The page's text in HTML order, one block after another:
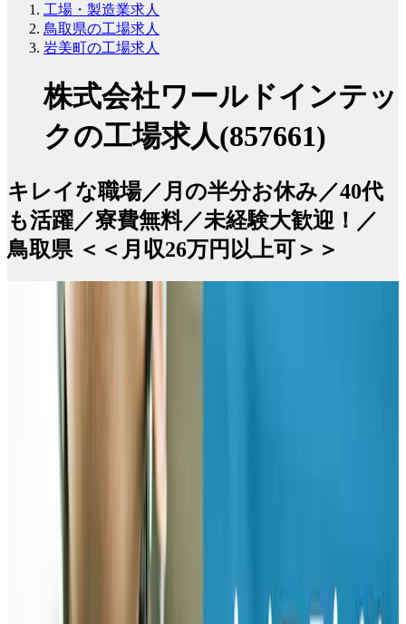
工場・製造業求人
鳥取県の工場求人
岩美町の工場求人
株式会社ワールドインテッ
クの工場求人(857661)
キレイな職場／月の半分お休み／40代
も活躍／寮費無料／未経験大歓迎！／
鳥取県 ＜＜月収26万円以上可＞＞